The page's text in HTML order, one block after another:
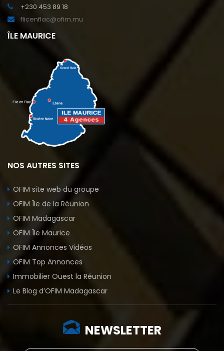
+230 453 89 18
flicenflac@ofim.mu
ÎLE MAURICE
NOS AUTRES SITES
OFIM site web du groupe
OFIM Île de la Réunion
OFIM Madagascar
OFIM Île Maurice
OFIM Annonces Vidéos
OFIM Top Annonces
Immobilier Ouest la Réunion
Le Blog d’OFIM Madagascar
NEWSLETTER